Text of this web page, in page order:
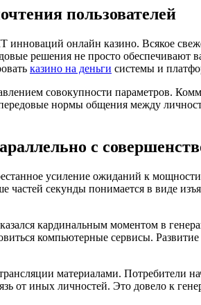
пользователей
онлайн казино. Всякое
решения не просто
казино на деньги системы и
совокупности параметров.
нормы общения между
с
усиление ожиданий к
секунды понимается в виде
кардинальным моментом в
компьютерные сервисы.
материалами. Потребители
от иных личностей. Это довело к